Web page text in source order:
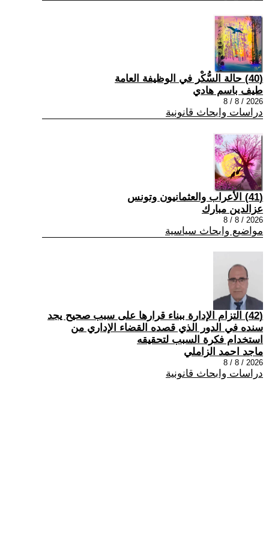
(40) حالة السُّكْر في الوظيفة العامة
طيف باسم هادي
2026 / 8 / 8
دراسات وابحاث قانونية
(41) الأعراب والعثمانيون وتونس
عزالدين مبارك
2026 / 8 / 8
مواضيع وابحاث سياسية
(42) التزام الإدارة ببناء قرارها على سبب صحیح یجد
سنده في الدور الذي قصده القضاء الإداري من
استخدام فكرة السبب لتحقیقه
ماجد احمد الزاملي
2026 / 8 / 8
دراسات وابحاث قانونية